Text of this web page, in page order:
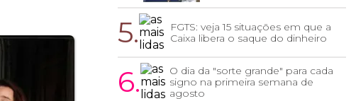
5.
FGTS: veja 15 situações em que a
Caixa libera o saque do dinheiro
6.
O dia da "sorte grande" para cada
signo na primeira semana de
agosto